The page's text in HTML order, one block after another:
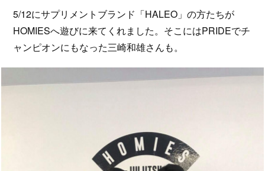
5/12にサプリメントブランド「HALEO」の方たちが
HOMIESへ遊びに来てくれました。そこにはPRIDEでチ
ャンピオンにもなった三崎和雄さんも。